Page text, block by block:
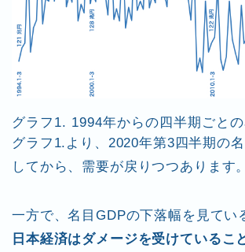
グラフ1. 1994年からの四半期ごと
グラフ1.より、2020年第3四半期の
してから、需要が戻りつつあります。
一方で、名目GDPの下落幅を見てい
日本経済はダメージを受けているこ